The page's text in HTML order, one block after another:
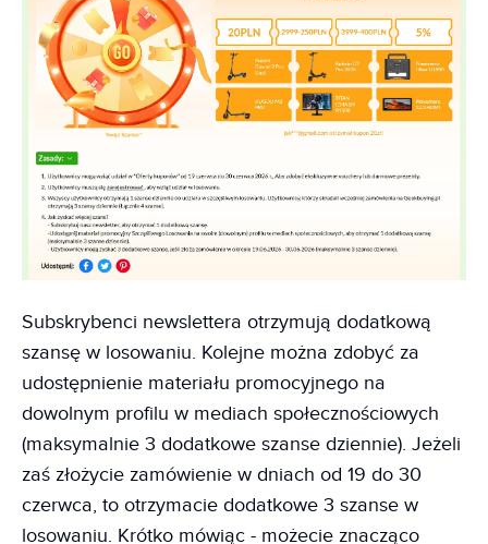
Subskrybenci newslettera otrzymują dodatkową
szansę w losowaniu. Kolejne można zdobyć za
udostępnienie materiału promocyjnego na
dowolnym profilu w mediach społecznościowych
(maksymalnie 3 dodatkowe szanse dziennie). Jeżeli
zaś złożycie zamówienie w dniach od 19 do 30
czerwca, to otrzymacie dodatkowe 3 szanse w
losowaniu. Krótko mówiąc - możecie znacząco